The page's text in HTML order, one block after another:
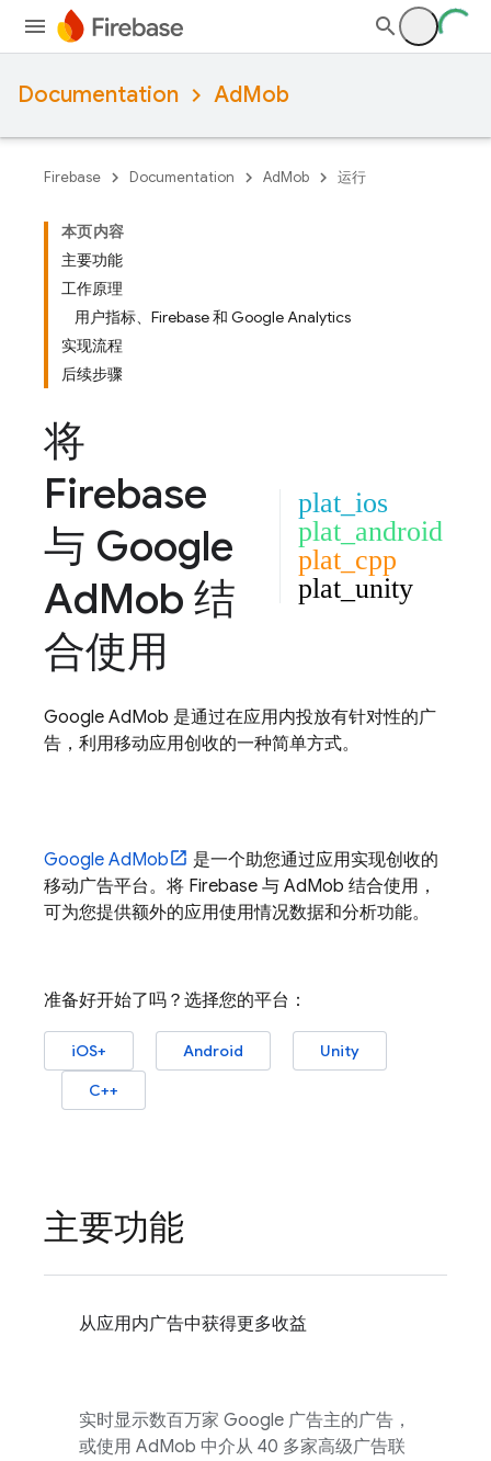
Documentation AdMob
Firebase Documentation AdMob 运行
本页内容
主要功能
工作原理
用户指标、Firebase 和 Google Analytics
实现流程
后续步骤
将
Firebase
与 Google
AdMob 结
合使用
plat_ios
plat_android
plat_cpp
plat_unity
Google AdMob 是通过在应用内投放有针对性的广
告，利用移动应用创收的一种简单方式。
Google AdMob
是一个助您通过应用实现创收的
移动广告平台。将 Firebase 与 AdMob 结合使用，
可为您提供额外的应用使用情况数据和分析功能。
准备好开始了吗？选择您的平台：
iOS+ Android
Unity
C++
主要功能
从应用内广告中获得更多收益
实时显示数百万家 Google 广告主的广告，
或使用 AdMob 中介从 40 多家高级广告联